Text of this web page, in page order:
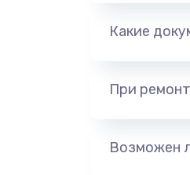
Какие
При
Возможен